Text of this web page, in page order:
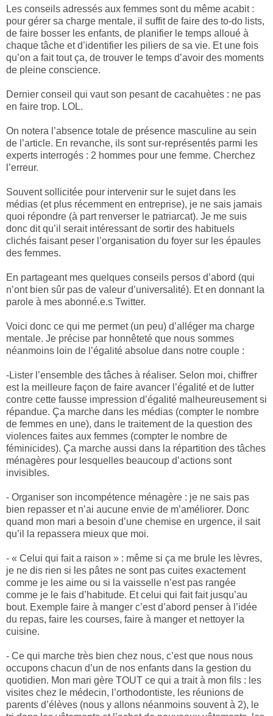
Les conseils adressés aux femmes sont du même acabit :
pour gérer sa charge mentale, il suffit de faire des to-do lists,
de faire bosser les enfants, de planifier le temps alloué à
chaque tâche et d’identifier les piliers de sa vie. Et une fois
qu’on a fait tout ça, de trouver le temps d’avoir des moments
de pleine conscience.
Dernier conseil qui vaut son pesant de cacahuètes : ne pas
en faire trop. LOL.
On notera l’absence totale de présence masculine au sein
de l’article. En revanche, ils sont sur-représentés parmi les
experts interrogés : 2 hommes pour une femme. Cherchez
l’erreur.
Souvent sollicitée pour intervenir sur le sujet dans les
médias (et plus récemment en entreprise), je ne sais jamais
quoi répondre (à part renverser le patriarcat). Je me suis
donc dit qu’il serait intéressant de sortir des habituels
clichés faisant peser l’organisation du foyer sur les épaules
des femmes.
En partageant mes quelques conseils persos d’abord (qui
n’ont bien sûr pas de valeur d’universalité). Et en donnant la
parole à mes abonné.e.s Twitter.
Voici donc ce qui me permet (un peu) d’alléger ma charge
mentale. Je précise par honnêteté que nous sommes
néanmoins loin de l’égalité absolue dans notre couple :
-Lister l’ensemble des tâches à réaliser. Selon moi, chiffrer
est la meilleure façon de faire avancer l’égalité et de lutter
contre cette fausse impression d’égalité malheureusement si
répandue. Ça marche dans les médias (compter le nombre
de femmes en une), dans le traitement de la question des
violences faites aux femmes (compter le nombre de
féminicides). Ça marche aussi dans la répartition des tâches
ménagères pour lesquelles beaucoup d’actions sont
invisibles.
- Organiser son incompétence ménagère : je ne sais pas
bien repasser et n’ai aucune envie de m’améliorer. Donc
quand mon mari a besoin d’une chemise en urgence, il sait
qu’il la repassera mieux que moi.
- « Celui qui fait a raison » : même si ça me brule les lèvres,
je ne dis rien si les pâtes ne sont pas cuites exactement
comme je les aime ou si la vaisselle n’est pas rangée
comme je le fais d’habitude. Et celui qui fait fait jusqu’au
bout. Exemple faire à manger c’est d’abord penser à l’idée
du repas, faire les courses, faire à manger et nettoyer la
cuisine.
- Ce qui marche très bien chez nous, c’est que nous nous
occupons chacun d’un de nos enfants dans la gestion du
quotidien. Mon mari gère TOUT ce qui a trait à mon fils : les
visites chez le médecin, l’orthodontiste, les réunions de
parents d’élèves (nous y allons néanmoins souvent à 2), le